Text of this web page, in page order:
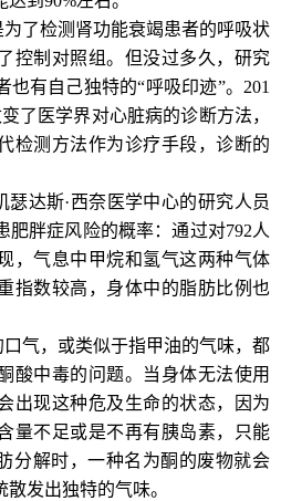
了检测肾功能衰竭患者的呼吸状
控制对照组。但没过多久，研究
也有自己独特的“呼吸印迹”。201
了医学界对心脏病的诊断方法，
检测方法作为诊疗手段，诊断的
瑟达斯·西奈医学中心的研究人员
肥胖症风险的概率：通过对792人
，气息中甲烷和氢气这两种气体
指数较高，身体中的脂肪比例也
气，或类似于指甲油的气味，都
酸中毒的问题。当身体无法使用
出现这种危及生命的状态，因为
量不足或是不再有胰岛素，只能
分解时，一种名为酮的废物就会
发出独特的气味。